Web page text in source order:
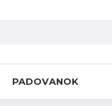
PADOVANOK